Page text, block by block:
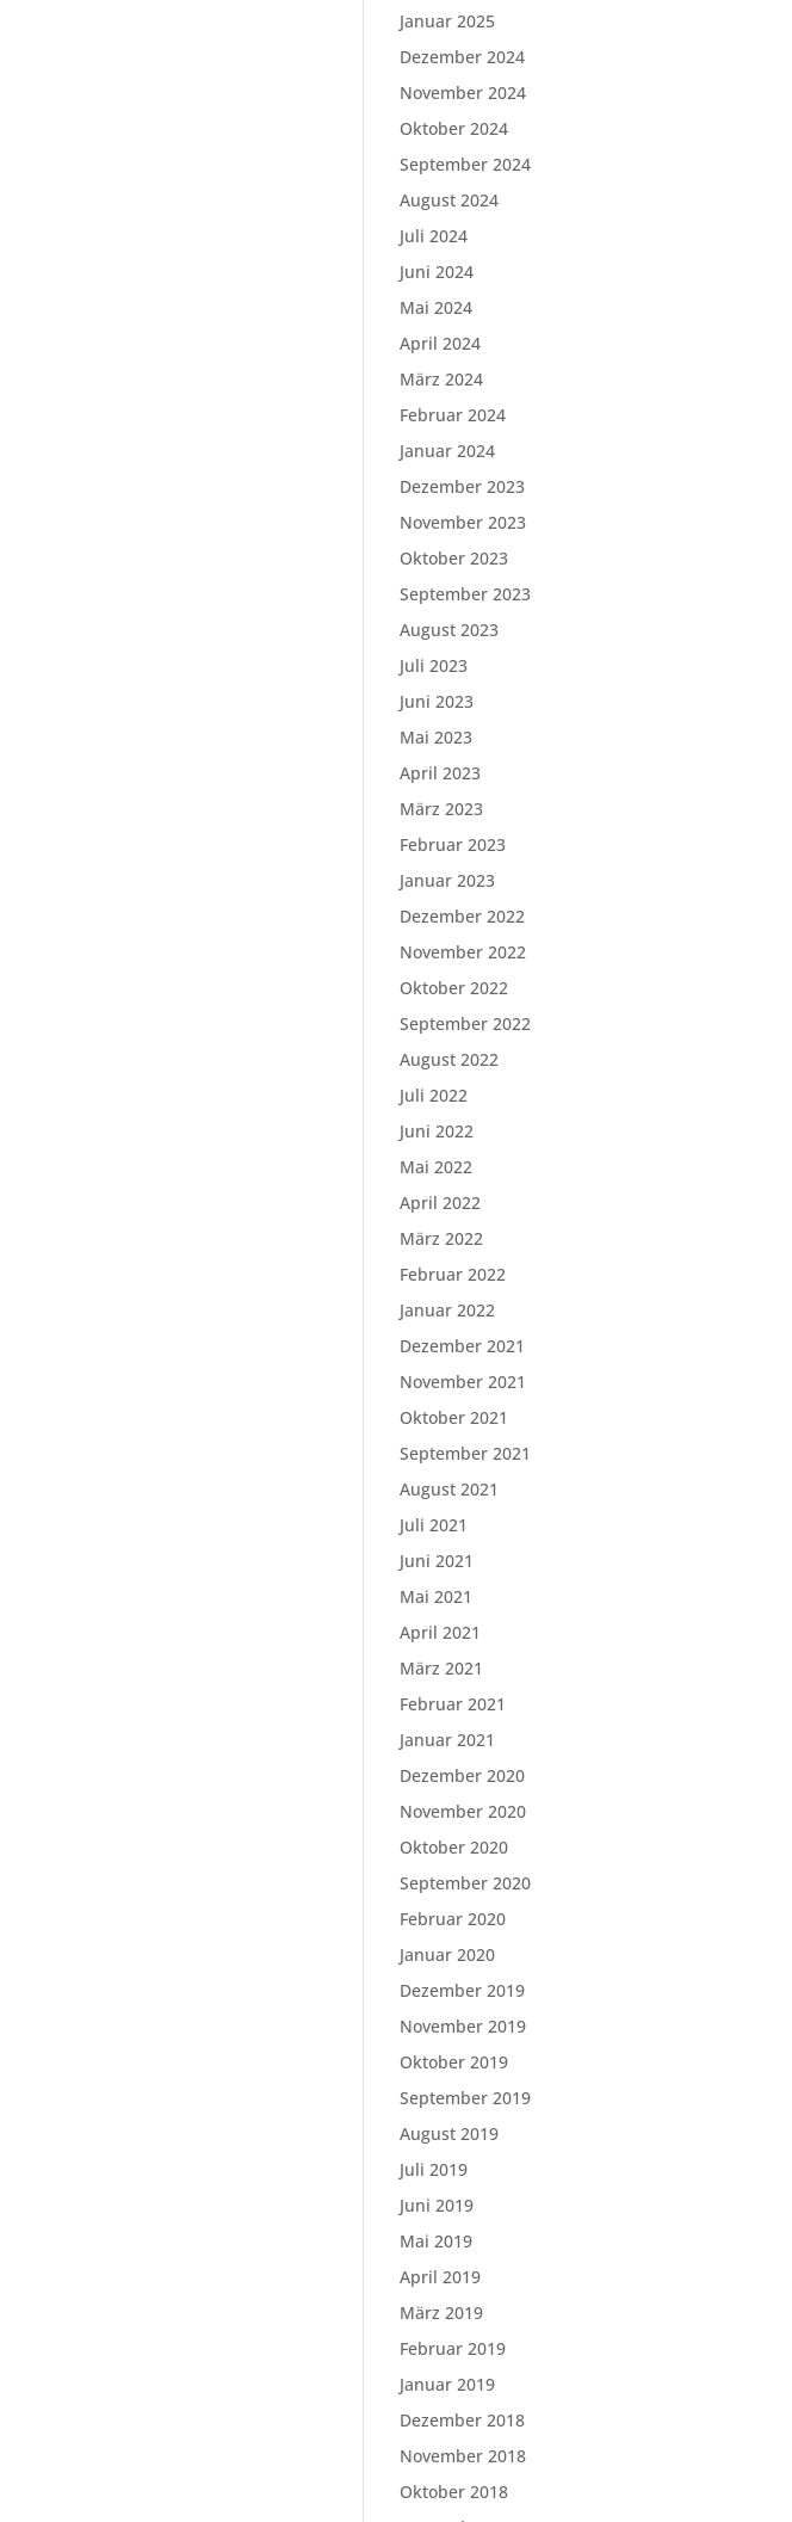
Januar 2025
Dezember 2024
November 2024
Oktober 2024
September 2024
August 2024
Juli 2024
Juni 2024
Mai 2024
April 2024
März 2024
Februar 2024
Januar 2024
Dezember 2023
November 2023
Oktober 2023
September 2023
August 2023
Juli 2023
Juni 2023
Mai 2023
April 2023
März 2023
Februar 2023
Januar 2023
Dezember 2022
November 2022
Oktober 2022
September 2022
August 2022
Juli 2022
Juni 2022
Mai 2022
April 2022
März 2022
Februar 2022
Januar 2022
Dezember 2021
November 2021
Oktober 2021
September 2021
August 2021
Juli 2021
Juni 2021
Mai 2021
April 2021
März 2021
Februar 2021
Januar 2021
Dezember 2020
November 2020
Oktober 2020
September 2020
Februar 2020
Januar 2020
Dezember 2019
November 2019
Oktober 2019
September 2019
August 2019
Juli 2019
Juni 2019
Mai 2019
April 2019
März 2019
Februar 2019
Januar 2019
Dezember 2018
November 2018
Oktober 2018